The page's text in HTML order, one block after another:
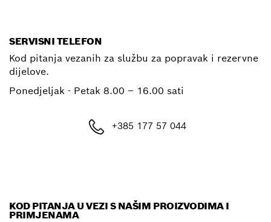
SERVISNI TELEFON
Kod pitanja vezanih za službu za popravak i rezervne
dijelove.
Ponedjeljak - Petak 8.00 – 16.00 sati
+385 177 57 044
KOD PITANJA U VEZI S NAŠIM PROIZVODIMA I
PRIMJENAMA